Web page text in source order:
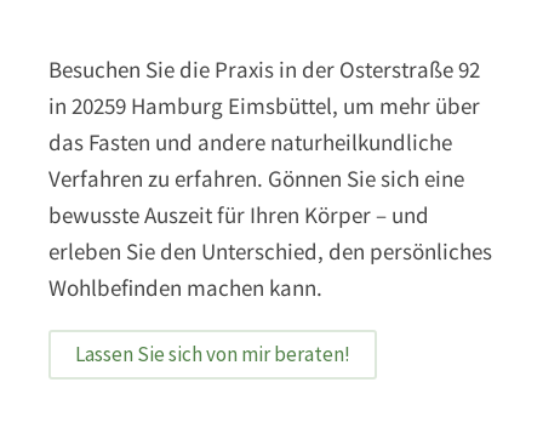
Besuchen Sie die Praxis in der Osterstraße 92
in 20259 Hamburg Eimsbüttel, um mehr über
das Fasten und andere naturheilkundliche
Verfahren zu erfahren. Gönnen Sie sich eine
bewusste Auszeit für Ihren Körper – und
erleben Sie den Unterschied, den persönliches
Wohlbefinden machen kann.
Lassen Sie sich von mir beraten!